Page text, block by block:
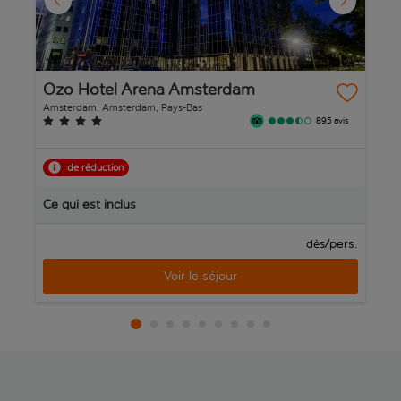
Ozo Hotel Arena Amsterdam
Amsterdam, Amsterdam, Pays-Bas
895 avis
de réduction
Ce qui est inclus
dès/pers.
Voir le séjour